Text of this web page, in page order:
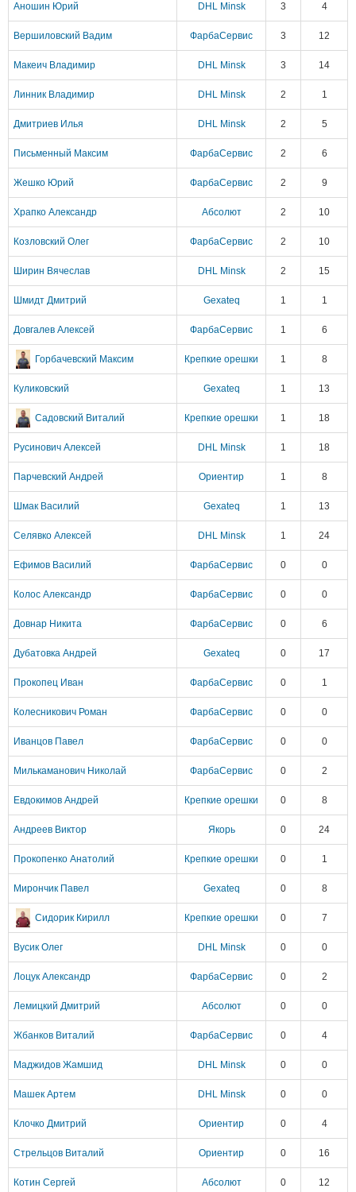
Аношин Юрий DHL Minsk 3 4
Вершиловский Вадим ФарбаСервис 3 12
Макеич Владимир DHL Minsk 3 14
Линник Владимир DHL Minsk 2 1
Дмитриев Илья DHL Minsk 2 5
Письменный Максим ФарбаСервис 2 6
Жешко Юрий ФарбаСервис 2 9
Храпко Александр Абсолют 2 10
Козловский Олег ФарбаСервис 2 10
Ширин Вячеслав DHL Minsk 2 15
Шмидт Дмитрий Gexateq 1 1
Довгалев Алексей ФарбаСервис 1 6
Горбачевский Максим Крепкие орешки 1 8
Куликовский Gexateq 1 13
Садовский Виталий Крепкие орешки 1 18
Русинович Алексей DHL Minsk 1 18
Парчевский Андрей Ориентир 1 8
Шмак Василий Gexateq 1 13
Селявко Алексей DHL Minsk 1 24
Ефимов Василий ФарбаСервис 0 0
Колос Александр ФарбаСервис 0 0
Довнар Никита ФарбаСервис 0 6
Дубатовка Андрей Gexateq 0 17
Прокопец Иван ФарбаСервис 0 1
Колесникович Роман ФарбаСервис 0 0
Иванцов Павел ФарбаСервис 0 0
Милькаманович Николай ФарбаСервис 0 2
Евдокимов Андрей Крепкие орешки 0 8
Андреев Виктор Якорь 0 24
Прокопенко Анатолий Крепкие орешки 0 1
Мирончик Павел Gexateq 0 8
Сидорик Кирилл Крепкие орешки 0 7
Вусик Олег DHL Minsk 0 0
Лоцук Александр ФарбаСервис 0 2
Лемицкий Дмитрий Абсолют 0 0
Жбанков Виталий ФарбаСервис 0 4
Маджидов Жамшид DHL Minsk 0 0
Машек Артем DHL Minsk 0 0
Клочко Дмитрий Ориентир 0 4
Стрельцов Виталий Ориентир 0 16
Котин Сергей Абсолют 0 12